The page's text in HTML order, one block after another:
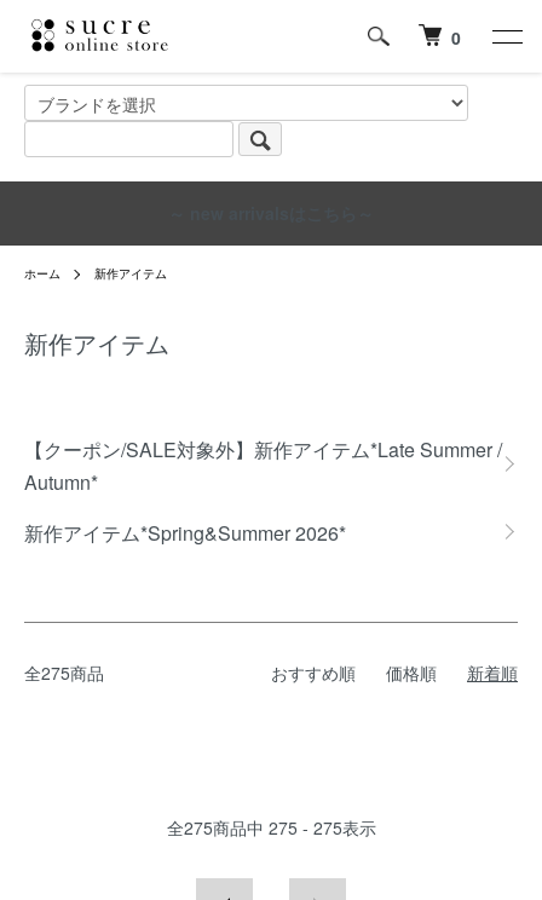
0
ホーム 新作アイテム
新作アイテム
【クーポン/SALE対象外】新作アイテム*Late Summer /
Autumn*
新作アイテム*Spring&Summer 2026*
全275商品 おすすめ順 価格順 新着順
全275商品中 275 - 275表示